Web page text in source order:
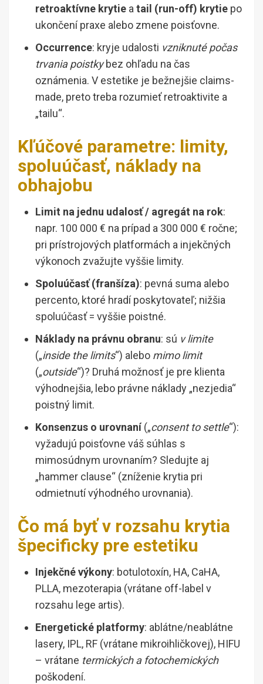
retroaktívne krytie atail (run-off) krytie po
ukončení praxe alebo zmene poisťovne.
Occurrence: kryje udalosti vzniknuté počas
trvania poistkybez ohľadu na čas
oznámenia. V estetike je bežnejšie claims-
made, preto treba rozumieť retroaktivite a
„tailu“.
Kľúčové parametre: limity,
spoluúčasť, náklady na
obhajobu
Limit na jednu udalosť / agregát na rok:
napr. 100 000 € na prípad a 300 000 € ročne;
pri prístrojových platformách a injekčných
výkonoch zvažujte vyššie limity.
Spoluúčasť (franšíza): pevná suma alebo
percento, ktoré hradí poskytovateľ; nižšia
spoluúčasť = vyššie poistné.
Náklady na právnu obranu: sú v limite
(„inside the limits“) alebo mimo limit
(„outside“)? Druhá možnosť je pre klienta
výhodnejšia, lebo právne náklady „nezjedia“
poistný limit.
Konsenzus o urovnaní(„consent to settle“):
vyžadujú poisťovne váš súhlas s
mimosúdnym urovnaním? Sledujte aj
„hammer clause“ (zníženie krytia pri
odmietnutí výhodného urovnania).
Čo má byť v rozsahu krytia
špecificky pre estetiku
Injekčné výkony: botulotoxín, HA, CaHA,
PLLA, mezoterapia (vrátane off-label v
rozsahu lege artis).
Energetické platformy: ablátne/neablátne
lasery, IPL, RF (vrátane mikroihličkovej), HIFU
– vrátane termických a fotochemických
poškodení.